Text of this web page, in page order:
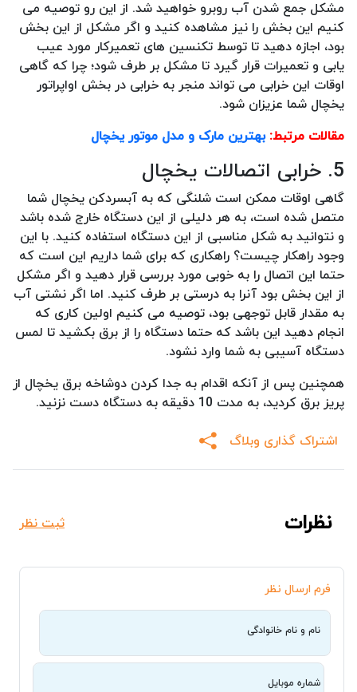
مشکل جمع شدن آب روبرو خواهید شد. از این رو توصیه می
کنیم این بخش را نیز مشاهده کنید و اگر مشکل از این بخش
بود، اجازه دهید تا توسط تکنسین های تعمیرکار مورد عیب
یابی و تعمیرات قرار گیرد تا مشکل بر طرف شود؛ چرا که گاهی
اوقات این خرابی می تواند منجر به خرابی در بخش اواپراتور
یخچال شما عزیزان شود.
مقالات مرتبط: بهترین مارک و مدل موتور یخچال
5. خرابی اتصالات یخچال
گاهی اوقات ممکن است شلنگی که به آبسردکن یخچال شما
متصل شده است، به هر دلیلی از این دستگاه خارج شده باشد
و نتوانید به شکل مناسبی از این دستگاه استفاده کنید. با این
وجود راهکار چیست؟ راهکاری که برای شما داریم این است که
حتما این اتصال را به خوبی مورد بررسی قرار دهید و اگر مشکل
از این بخش بود آنرا به درستی بر طرف کنید. اما اگر نشتی آب
به مقدار قابل توجهی بود، توصیه می کنیم اولین کاری که
انجام دهید این باشد که حتما دستگاه را از برق بکشید تا لمس
دستگاه آسیبی به شما وارد نشود.
همچنین پس از آنکه اقدام به جدا کردن دوشاخه برق یخچال از
پریز برق کردید، به مدت 10 دقیقه به دستگاه دست نزنید.
اشتراک گذاری وبلاگ
نظرات ثبت نظر
فرم ارسال نظر
نام و نام خانوادگی
شماره موبایل